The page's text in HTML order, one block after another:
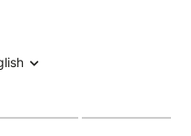
et cocooning